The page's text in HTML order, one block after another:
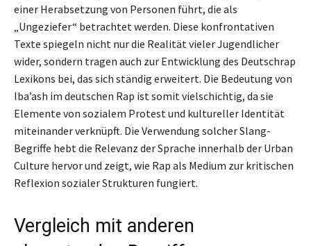
einer Herabsetzung von Personen führt, die als
„Ungeziefer“ betrachtet werden. Diese konfrontativen
Texte spiegeln nicht nur die Realität vieler Jugendlicher
wider, sondern tragen auch zur Entwicklung des Deutschrap
Lexikons bei, das sich ständig erweitert. Die Bedeutung von
Iba’ash im deutschen Rap ist somit vielschichtig, da sie
Elemente von sozialem Protest und kultureller Identität
miteinander verknüpft. Die Verwendung solcher Slang-
Begriffe hebt die Relevanz der Sprache innerhalb der Urban
Culture hervor und zeigt, wie Rap als Medium zur kritischen
Reflexion sozialer Strukturen fungiert.
Vergleich mit anderen